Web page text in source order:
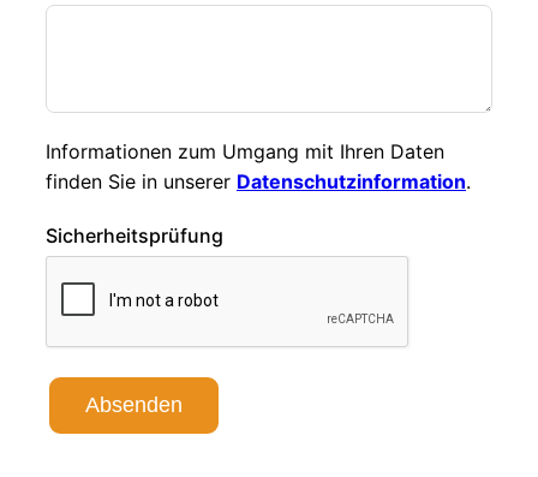
Informationen zum Umgang mit Ihren Daten
finden Sie in unserer Datenschutzinformation.
Sicherheitsprüfung
Absenden